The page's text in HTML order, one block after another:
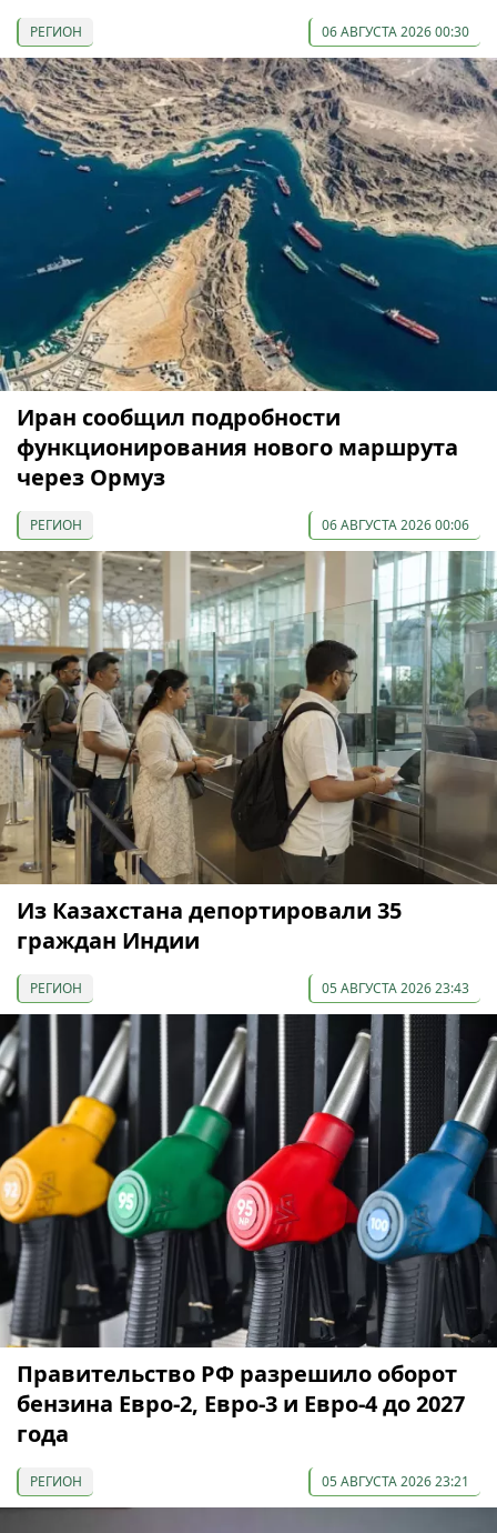
РЕГИОН 06 АВГУСТА 2026 00:30
Иран сообщил подробности
функционирования нового маршрута
через Ормуз
РЕГИОН 06 АВГУСТА 2026 00:06
Из Казахстана депортировали 35
граждан Индии
РЕГИОН 05 АВГУСТА 2026 23:43
Правительство РФ разрешило оборот
бензина Евро-2, Евро-3 и Евро-4 до 2027
года
РЕГИОН 05 АВГУСТА 2026 23:21